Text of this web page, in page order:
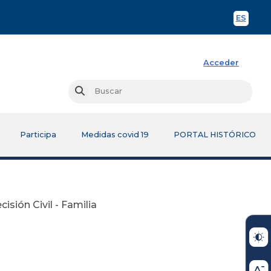
ES
Acceder
Buscar
Participa Medidas covid 19 PORTAL HISTÓRICO
Civil - Familia